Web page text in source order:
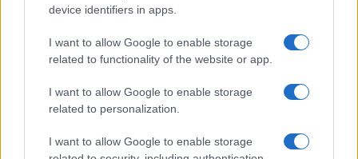
device identifiers in apps.
I want to allow Google to enable storage
related to functionality of the website or app.
I want to allow Google to enable storage
related to personalization.
I want to allow Google to enable storage
reale nell’arte rinascimentale
Camilla Fiore · 7 Ago 2026
BELLEZZA